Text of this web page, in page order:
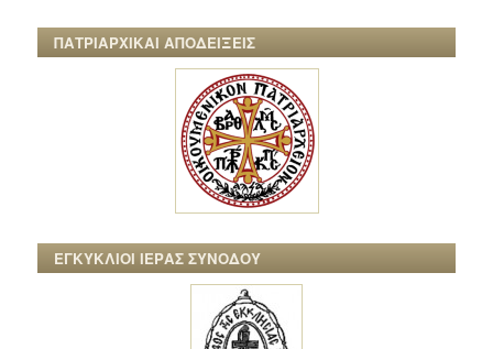
ΠΑΤΡΙΑΡΧΙΚΑΙ ΑΠΟΔΕΙΞΕΙΣ
ΕΓΚΥΚΛΙΟΙ ΙΕΡΑΣ ΣΥΝΟΔΟΥ